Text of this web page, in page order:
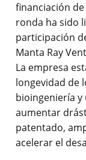
financiación
ronda ha sido
participación
Manta Ray
La empresa
longevidad de
bioingeniería y
aumentar
patentado,
acelerar el